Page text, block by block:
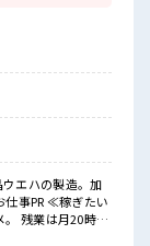
！
ウエハの製造。加
残業は月20時間
過ぎなければ髪